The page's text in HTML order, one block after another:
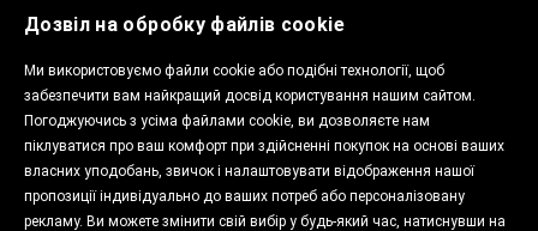
Дозвіл на обробку файлів cookie
Ми використовуємо файли cookie або подібні технології, щоб
забезпечити вам найкращий досвід користування нашим сайтом.
Погоджуючись з усіма файлами cookie, ви дозволяєте нам
піклуватися про ваш комфорт при здійсненні покупок на основі ваших
власних уподобань, звичок і налаштовувати відображення нашої
пропозиції індивідуально до ваших потреб або персоналізовану
рекламу. Ви можете змінити свій вибір у будь-який час, натиснувши на